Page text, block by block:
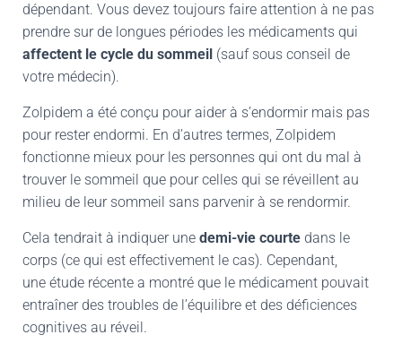
dépendant. Vous devez toujours faire attention à ne pas
prendre sur de longues périodes les médicaments qui
affectent le cycle du sommeil (sauf sous conseil de
votre médecin).
Zolpidem a été conçu pour aider à s’endormir mais pas
pour rester endormi. En d’autres termes, Zolpidem
fonctionne mieux pour les personnes qui ont du mal à
trouver le sommeil que pour celles qui se réveillent au
milieu de leur sommeil sans parvenir à se rendormir.
Cela tendrait à indiquer une demi-vie courte dans le
corps (ce qui est effectivement le cas). Cependant,
une étude récente a montré que le médicament pouvait
entraîner des troubles de l’équilibre et des déficiences
cognitives au réveil.